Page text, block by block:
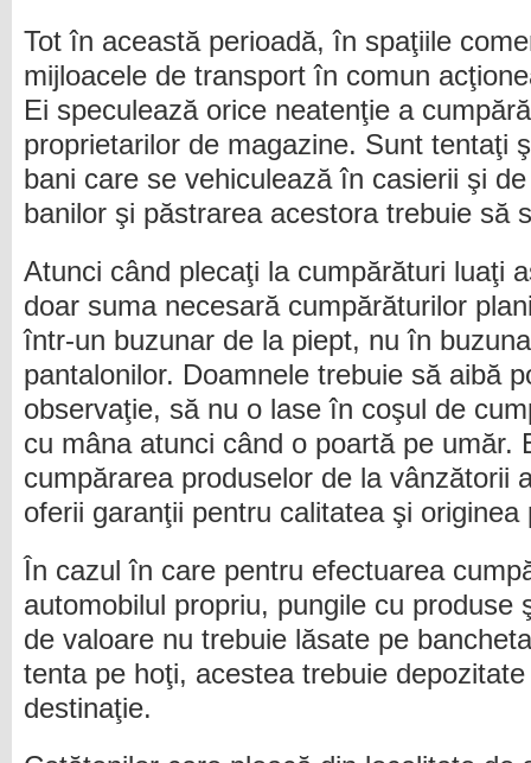
Tot în această perioadă, în spaţiile
mijloacele de transport în comun
Ei speculează orice neatenţie a
proprietarilor de magazine. Sunt tentaţi
bani care se vehiculează în casierii şi
banilor şi păstrarea acestora trebuie să
Atunci când plecaţi la cumpărături luaţi
doar suma necesară cumpărăturilor
într-un buzunar de la piept, nu în
pantalonilor. Doamnele trebuie să aibă
observaţie, să nu o lase în coşul de
cu mâna atunci când o poartă pe umăr.
cumpărarea produselor de la vânzătorii
oferii garanţii pentru calitatea şi originea
În cazul în care pentru efectuarea
automobilul propriu, pungile cu produse
de valoare nu trebuie lăsate pe
tenta pe hoţi, acestea trebuie
destinaţie.